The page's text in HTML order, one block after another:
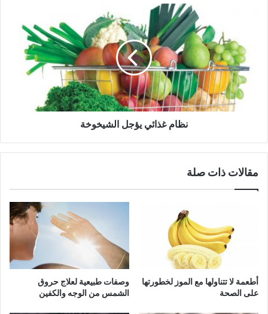
الشيخوخة
نظام غذائي يؤجل الشيخوخة
مقالات ذات صلة
أطعمة لا تتناولها مع الموز لخطورتها
على الصحة
وصفات طبيعية لعلاج حروق
الشمس من الوجه والكفين